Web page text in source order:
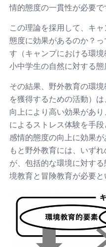
情的態度の一貫性が必要で
この理論を採用して、キ
態度に効果があるのか？
す（キャンプにおける環
小中学生の自然に対する態
その結果、野外教育の環
を獲得するための活動）
向上により高い効果があ
によるストレス体験を手
感情的態度の向上に効果
もと野外教育には、いず
が、包括的な環境に対す
境教育と冒険教育が必要と